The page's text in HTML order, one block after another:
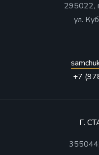
295022,
ул.
+7
Г.